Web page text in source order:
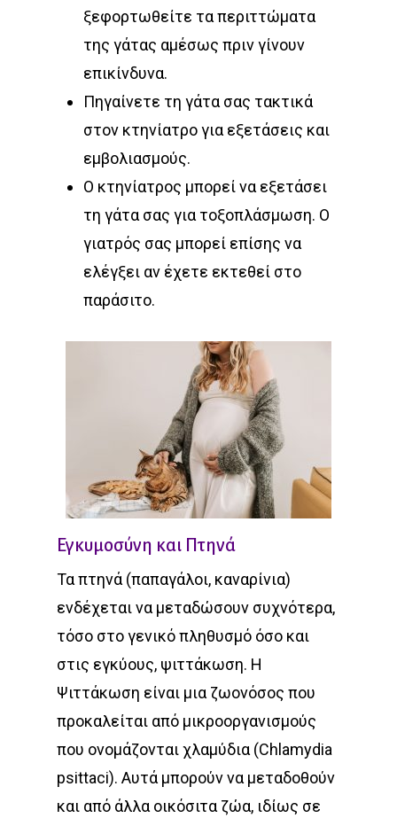
ξεφορτωθείτε τα περιττώματα
της γάτας αμέσως πριν γίνουν
επικίνδυνα.
Πηγαίνετε τη γάτα σας τακτικά
στον κτηνίατρο για εξετάσεις και
εμβολιασμούς.
Ο κτηνίατρος μπορεί να εξετάσει
τη γάτα σας για τοξοπλάσμωση. Ο
γιατρός σας μπορεί επίσης να
ελέγξει αν έχετε εκτεθεί στο
παράσιτο.
Εγκυμοσύνη και Πτηνά
Τα πτηνά (παπαγάλοι, καναρίνια)
ενδέχεται να μεταδώσουν συχνότερα,
τόσο στο γενικό πληθυσμό όσο και
στις εγκύους, ψιττάκωση. Η
Ψιττάκωση είναι μια ζωονόσος που
προκαλείται από μικροοργανισμούς
που ονομάζονται χλαμύδια (Chlamydia
psittaci). Αυτά μπορούν να μεταδοθούν
και από άλλα οικόσιτα ζώα, ιδίως σε